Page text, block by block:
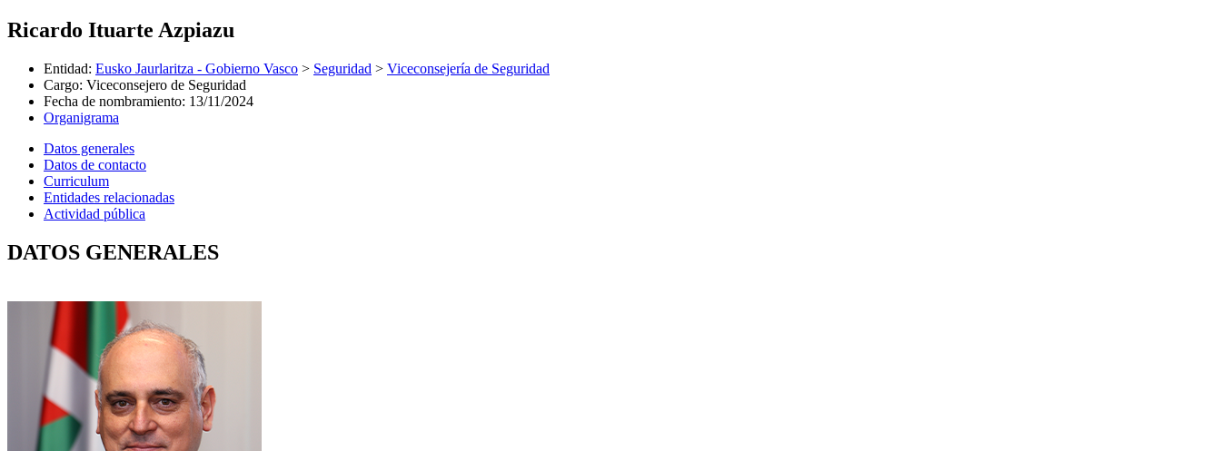
Ricardo Ituarte Azpiazu
Entidad: Eusko Jaurlaritza - Gobierno Vasco > Seguridad > Viceconsejería de Seguridad
Cargo: Viceconsejero de Seguridad
Fecha de nombramiento: 13/11/2024
Organigrama
Datos generales
Datos de contacto
Curriculum
Entidades relacionadas
Actividad pública
DATOS GENERALES